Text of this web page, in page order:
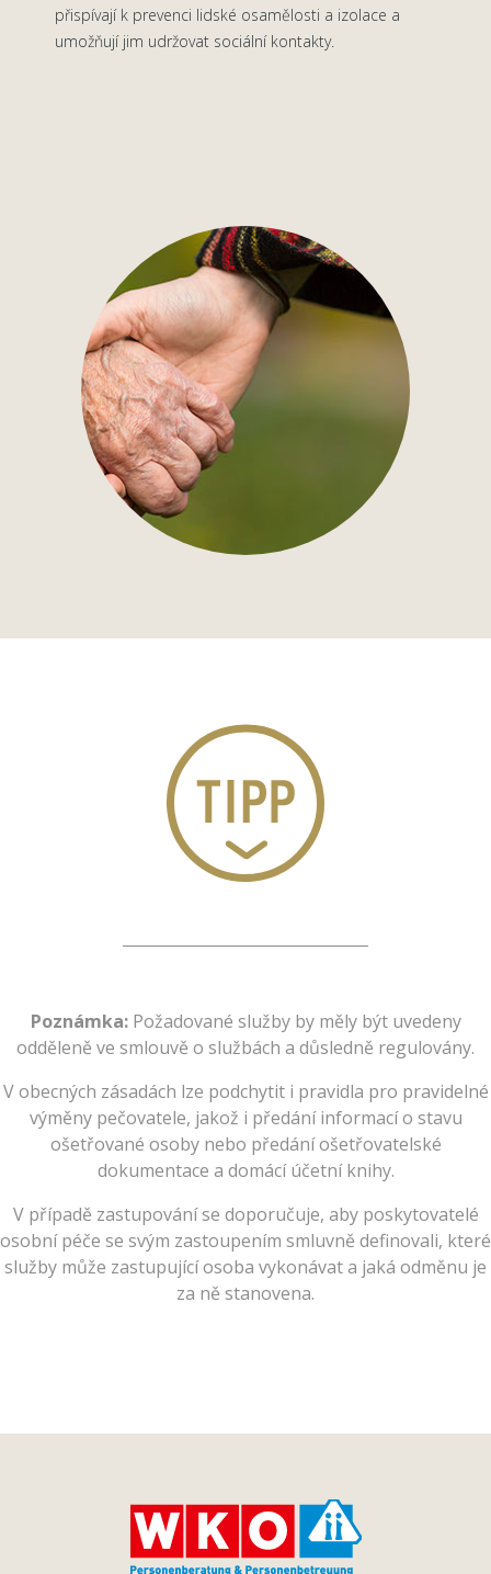
přispívají k prevenci lidské osamělosti a izolace a
umožňují jim udržovat sociální kontakty.
Poznámka: Požadované služby by měly být uvedeny
odděleně ve smlouvě o službách a důsledně regulovány.
V obecných zásadách lze podchytit i pravidla pro pravidelné
výměny pečovatele, jakož i předání informací o stavu
ošetřované osoby nebo předání ošetřovatelské
dokumentace a domácí účetní knihy.
V případě zastupování se doporučuje, aby poskytovatelé
osobní péče se svým zastoupením smluvně definovali, které
služby může zastupující osoba vykonávat a jaká odměnu je
za ně stanovena.